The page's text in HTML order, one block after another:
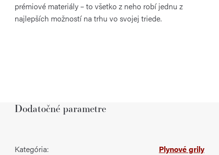
prémiové materiály – to všetko z neho robí jednu z
najlepších možností na trhu vo svojej triede.
Dodatočné parametre
Kategória: Plynové grily